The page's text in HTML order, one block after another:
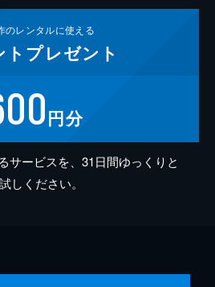
のレンタルに使える
プレゼント
円分
サービスを、31日間ゆっくりと
しください。